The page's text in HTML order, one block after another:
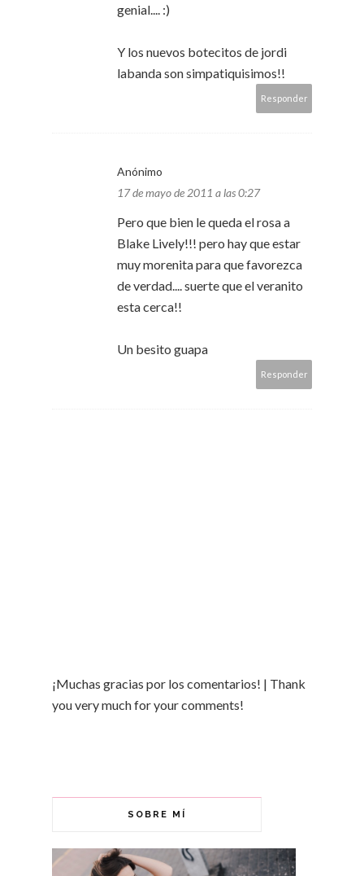
genial.... :)
Y los nuevos botecitos de jordi
labanda son simpatiquisimos!!
Responder
Anónimo
17 de mayo de 2011 a las 0:27
Pero que bien le queda el rosa a
Blake Lively!!! pero hay que estar
muy morenita para que favorezca
de verdad.... suerte que el veranito
esta cerca!!
Un besito guapa
Responder
¡Muchas gracias por los comentarios! | Thank
you very much for your comments!
SOBRE MÍ